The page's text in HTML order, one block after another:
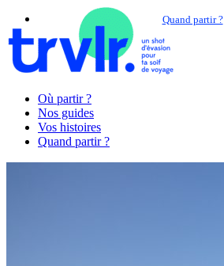
Quand partir ?
Où partir ?
Nos guides
Vos histoires
Quand partir ?